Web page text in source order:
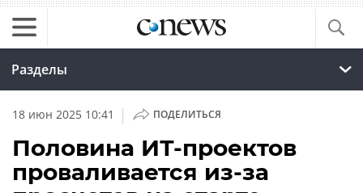
Разделы
18 июн 2025 10:41 | ПОДЕЛИТЬСЯ
Половина ИТ-проектов
проваливается из-за